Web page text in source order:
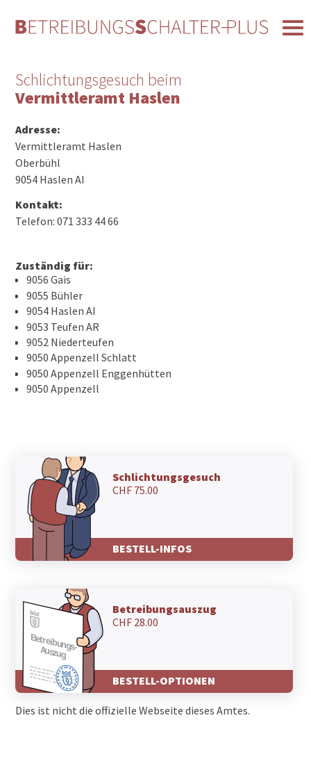
Schlichtungsgesuch beim
Vermittleramt Haslen
Adresse:
Vermittleramt Haslen
Oberbühl
9054 Haslen AI
Kontakt:
Telefon: 071 333 44 66
Zuständig für:
9056 Gais
9055 Bühler
9054 Haslen AI
9053 Teufen AR
9052 Niederteufen
9050 Appenzell Schlatt
9050 Appenzell Enggenhütten
9050 Appenzell
Schlichtungsgesuch
CHF 75.00
BESTELL-INFOS
Betreibungsauszug
CHF 28.00
BESTELL-OPTIONEN
Dies ist nicht die offizielle Webseite dieses Amtes.